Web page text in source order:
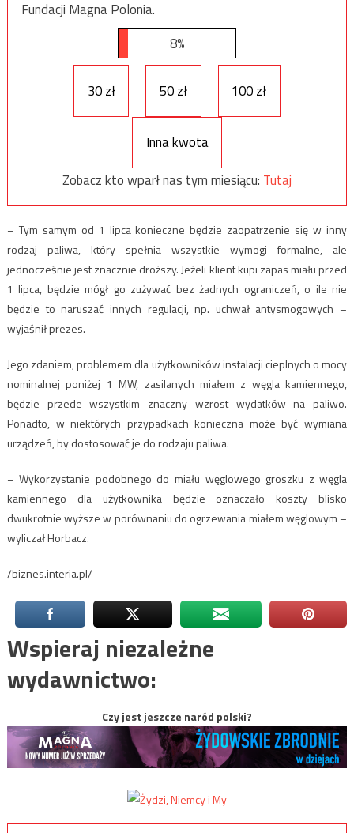
Fundacji Magna Polonia.
8%
30 zł 50 zł 100 zł
Inna kwota
Zobacz kto wparł nas tym miesiącu: Tutaj
– Tym samym od 1 lipca konieczne będzie zaopatrzenie się w inny
rodzaj paliwa, który spełnia wszystkie wymogi formalne, ale
jednocześnie jest znacznie droższy. Jeżeli klient kupi zapas miału przed
1 lipca, będzie mógł go zużywać bez żadnych ograniczeń, o ile nie
będzie to naruszać innych regulacji, np. uchwał antysmogowych –
wyjaśnił prezes.
Jego zdaniem, problemem dla użytkowników instalacji cieplnych o mocy
nominalnej poniżej 1 MW, zasilanych miałem z węgla kamiennego,
będzie przede wszystkim znaczny wzrost wydatków na paliwo.
Ponadto, w niektórych przypadkach konieczna może być wymiana
urządzeń, by dostosować je do rodzaju paliwa.
– Wykorzystanie podobnego do miału węglowego groszku z węgla
kamiennego dla użytkownika będzie oznaczało koszty blisko
dwukrotnie wyższe w porównaniu do ogrzewania miałem węglowym –
wyliczał Horbacz.
/biznes.interia.pl/
Wspieraj niezależne
wydawnictwo:
Czy jest jeszcze naród polski?